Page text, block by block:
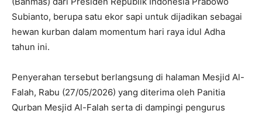
Subianto, berupa satu ekor sapi untuk dijadikan sebagai
hewan kurban dalam momentum hari raya idul Adha
tahun ini.
Penyerahan tersebut berlangsung di halaman Mesjid Al-
Falah, Rabu (27/05/2026) yang diterima oleh Panitia
Qurban Mesjid Al-Falah serta di dampingi pengurus